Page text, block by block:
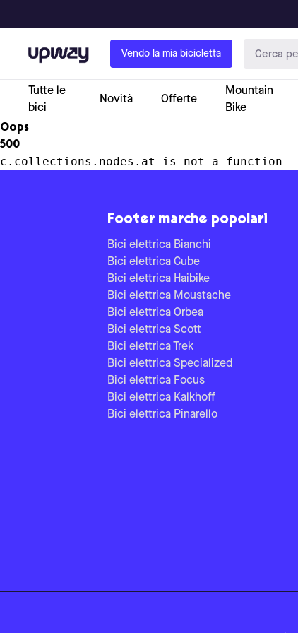
Upway Vendo la mia bicicletta
Tutte le
bici
Novità Offerte
Mountain
Bike
Oops
500
c.collections.nodes.at is not a function
Footer marche popolari
Bici elettrica Bianchi
Bici elettrica Cube
Bici elettrica Haibike
Bici elettrica Moustache
Bici elettrica Orbea
Bici elettrica Scott
Bici elettrica Trek
Bici elettrica Specialized
Bici elettrica Focus
Bici elettrica Kalkhoff
Bici elettrica Pinarello